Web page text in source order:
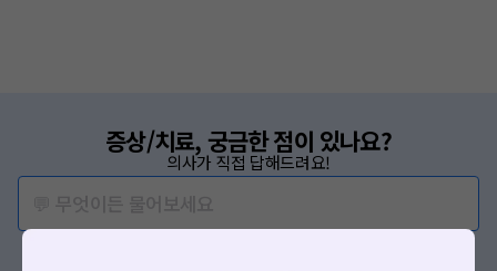
증상/치료, 궁금한 점이 있나요?
의사가 직접 답해드려요!